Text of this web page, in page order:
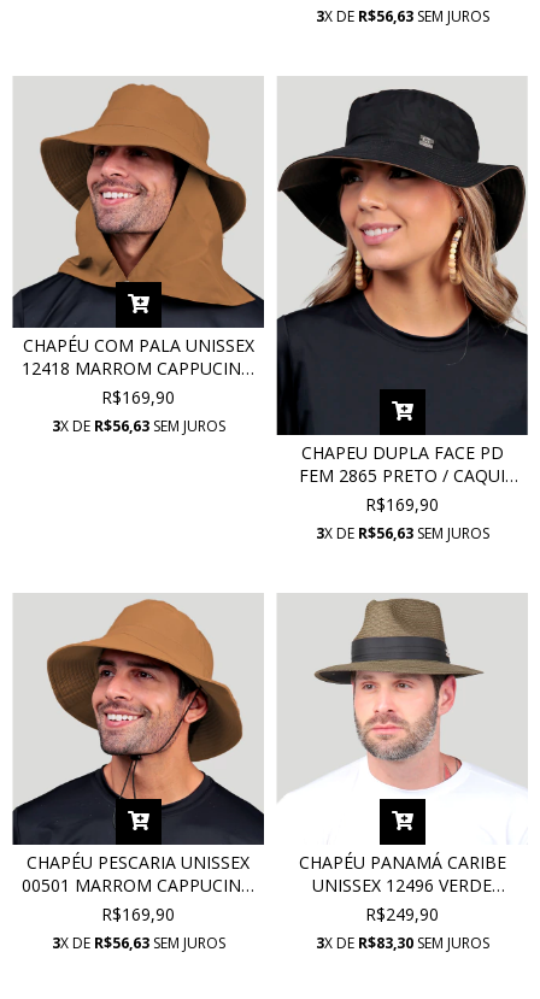
3X DE R$56,63SEM JUROS
CHAPÉU COM PALA UNISSEX
12418 MARROM CAPPUCINO
COM PROTEÇÃO UV
R$169,90
3X DE R$56,63SEM JUROS
CHAPEU DUPLA FACE PD
FEM 2865 PRETO / CAQUI
COM PROTEÇÃO UV
R$169,90
3X DE R$56,63SEM JUROS
CHAPÉU PESCARIA UNISSEX
00501 MARROM CAPPUCINO
COM PROTEÇÃO UV
R$169,90
3X DE R$56,63SEM JUROS
CHAPÉU PANAMÁ CARIBE
UNISSEX 12496 VERDE
ESCURO COM PROTEÇÃO UV
R$249,90
3X DE R$83,30SEM JUROS